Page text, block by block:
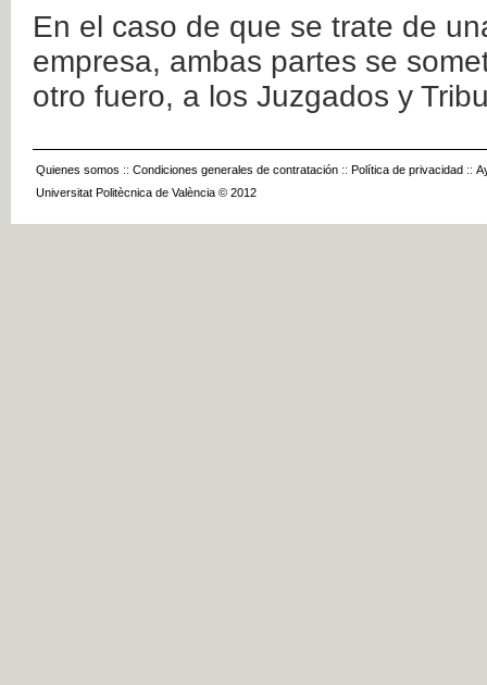
En el caso de que se trate de
empresa, ambas partes se
otro fuero, a los Juzgados y
Quienes somos :: Condiciones generales de contratación :: Política de privacidad ::
Universitat Politècnica de València © 2012